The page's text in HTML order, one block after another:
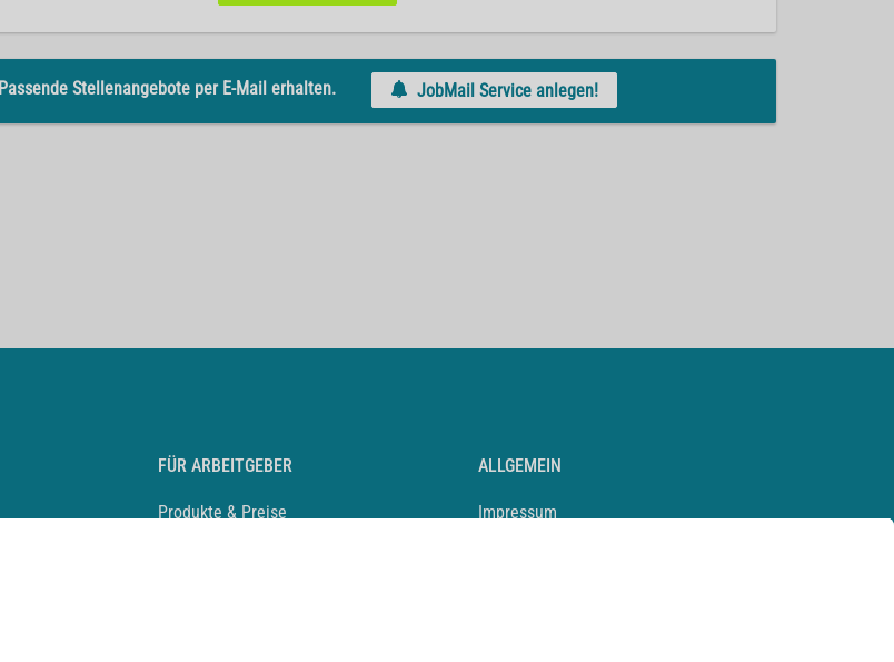
Passende Stellenangebote per E-Mail erhalten. JobMail Service anlegen!
FÜR ARBEITGEBER
Produkte & Preise
ALLGEMEIN
Impressum